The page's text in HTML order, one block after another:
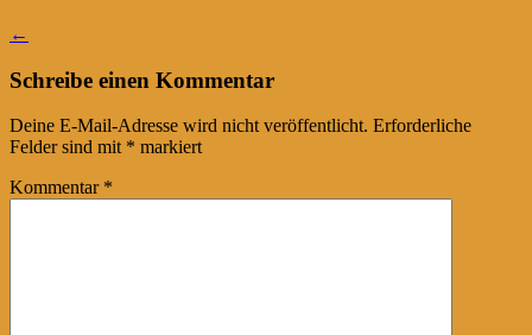
←
Schreibe einen Kommentar
Deine E-Mail-Adresse wird nicht veröffentlicht. Erforderliche
Felder sind mit * markiert
Kommentar *